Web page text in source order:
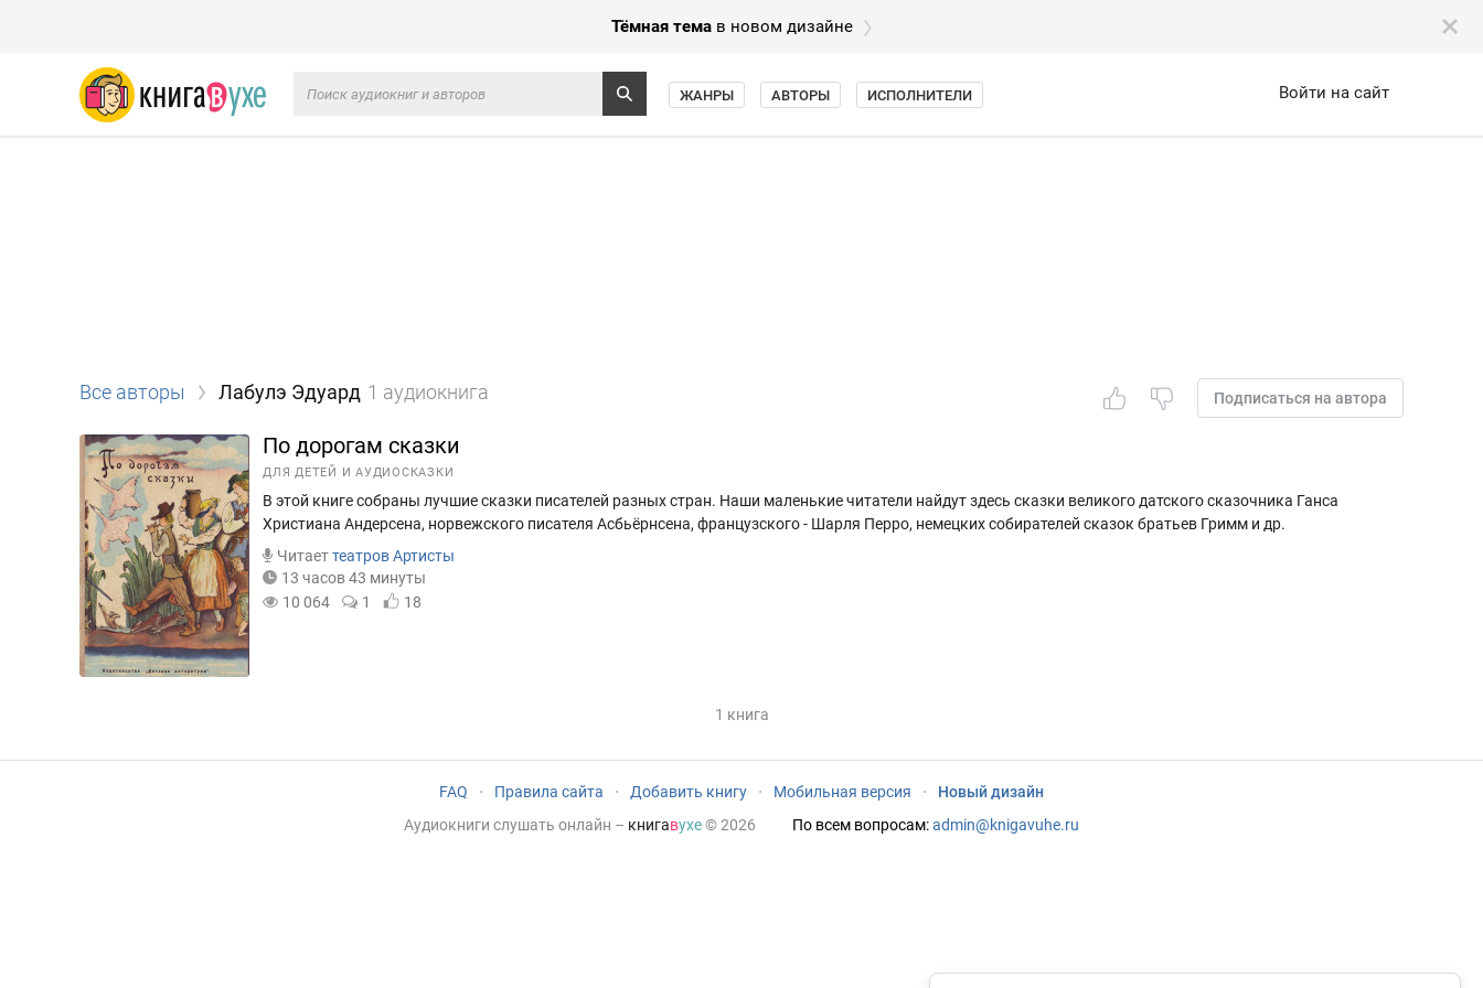
Тёмная тема в новом дизайне
Войти на сайт
ЖАНРЫ АВТОРЫ ИСПОЛНИТЕЛИ
Подписаться на автора
Все авторы Лабулэ Эдуард 1 аудиокнига
По дорогам сказки
ДЛЯ ДЕТЕЙ И АУДИОСКАЗКИ
В этой книге собраны лучшие сказки писателей разных стран. Наши маленькие читатели найдут здесь сказки великого датского сказочника Ганса
Христиана Андерсена, норвежского писателя Асбьёрнсена, французского - Шарля Перро, немецких собирателей сказок братьев Гримм и др.
Читаеттеaтров Артисты
13 часов 43 минуты
10 064
1 18
1 книга
FAQ · Правила сайта · Добавить книгу · Мобильная версия ·
Новый дизайн
Аудиокниги слушать онлайн – книгавухе© 2026 По всем вопросам:admin@knigavuhe.ru